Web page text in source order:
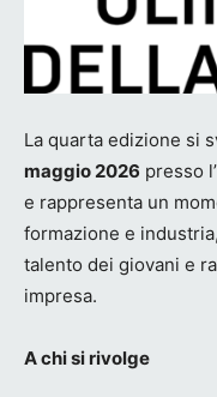
La quarta edizione si
maggio 2026 presso l’
e rappresenta un
formazione e
talento dei giovani e
impresa.
A chi si rivolge